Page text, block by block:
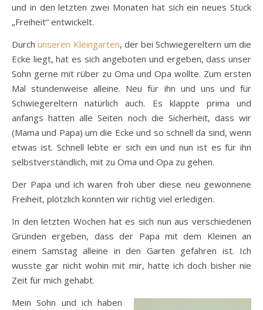
und in den letzten zwei Monaten hat sich ein neues Stück
„Freiheit“ entwickelt.
Durchunseren Kleingarten, der bei Schwiegereltern um die
Ecke liegt, hat es sich angeboten und ergeben, dass unser
Sohn gerne mit rüber zu Oma und Opa wollte. Zum ersten
Mal stundenweise alleine. Neu für ihn und uns und für
Schwiegereltern natürlich auch. Es klappte prima und
anfangs hatten alle Seiten noch die Sicherheit, dass wir
(Mama und Papa) um die Ecke und so schnell da sind, wenn
etwas ist. Schnell lebte er sich ein und nun ist es für ihn
selbstverständlich, mit zu Oma und Opa zu gehen.
Der Papa und ich waren froh über diese neu gewonnene
Freiheit, plötzlich konnten wir richtig viel erledigen.
In den letzten Wochen hat es sich nun aus verschiedenen
Gründen ergeben, dass der Papa mit dem Kleinen an
einem Samstag alleine in den Garten gefahren ist. Ich
wusste gar nicht wohin mit mir, hatte ich doch bisher nie
Zeit für mich gehabt.
Mein Sohn und ich haben